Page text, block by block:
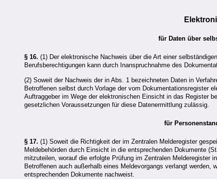
für Daten über
§ 16. (1) Der elektronische Nachweis über die Art einer
Berufsberechtigungen kann durch Inanspruchnahme des
(2) Soweit der Nachweis der in Abs. 1 bezeichneten Daten in
Betroffenen selbst durch Vorlage der vom Dokumentationsregister
Auftraggeber im Wege der elektronischen Einsicht in das Register
gesetzlichen Voraussetzungen für diese Datenermittlung zulässig.
für
§ 17. (1) Soweit die Richtigkeit der im Zentralen Melderegister
Meldebehörden durch Einsicht in die entsprechenden Dokumente
mitzuteilen, worauf die erfolgte Prüfung im Zentralen Melderegister
Betroffenen auch außerhalb eines Meldevorgangs verlangt
entsprechenden Dokumente nachweist.